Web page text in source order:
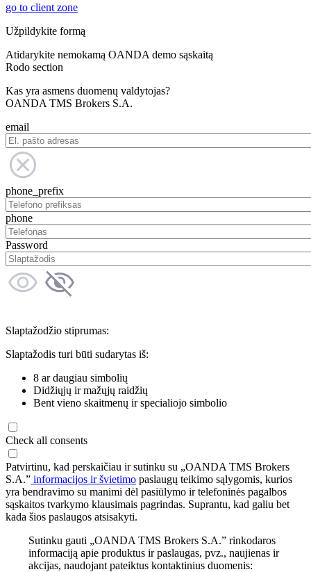
go to client zone
Užpildykite formą
Atidarykite nemokamą OANDA demo sąskaitą
Rodo section
Kas yra asmens duomenų valdytojas?
OANDA TMS Brokers S.A.
email
phone_prefix
phone
Password
Slaptažodžio stiprumas:
Slaptažodis turi būti sudarytas iš:
8 ar daugiau simbolių
Didžiųjų ir mažųjų raidžių
Bent vieno skaitmenų ir specialiojo simbolio
Check all consents
Patvirtinu, kad perskaičiau ir sutinku su „OANDA TMS Brokers
S.A.” informacijos ir švietimo paslaugų teikimo sąlygomis, kurios
yra bendravimo su manimi dėl pasiūlymo ir telefoninės pagalbos
sąskaitos tvarkymo klausimais pagrindas. Suprantu, kad galiu bet
kada šios paslaugos atsisakyti.
Sutinku gauti „OANDA TMS Brokers S.A.” rinkodaros
informaciją apie produktus ir paslaugas, pvz., naujienas ir
akcijas, naudojant pateiktus kontaktinius duomenis: